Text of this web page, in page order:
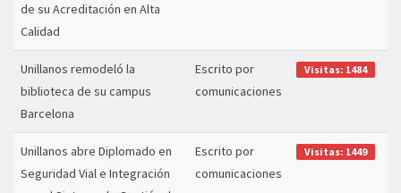
de su Acreditación en Alta
Calidad
Unillanos remodeló la
biblioteca de su campus
Barcelona
Escrito por
comunicaciones
Visitas: 1484
Unillanos abre Diplomado en
Seguridad Vial e Integración
Escrito por
comunicaciones
Visitas: 1449